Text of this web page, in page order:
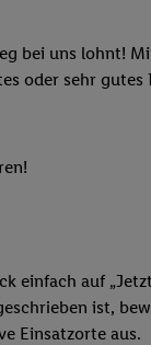
bei uns lohnt!
oder sehr
einfach auf
ist,
Einsatzorte aus.
Ihre in einen
erlauben Sie
diese
Ihre
oder
am